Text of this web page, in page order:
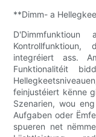
**Dimm- a
integréiert ass.
Funktionalitéit
feinjustéiert kënne
Szenarien, wou
Aufgaben oder
spueren net